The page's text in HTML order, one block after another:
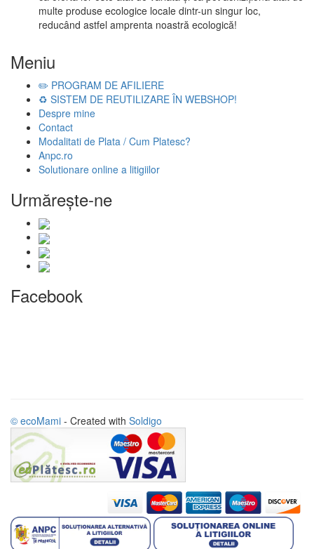
multe produse ecologice locale dintr-un singur loc,
reducând astfel amprenta noastră ecologică!
Meniu
✏️ PROGRAM DE AFILIERE
♻️ SISTEM DE REUTILIZARE ÎN WEBSHOP!
Despre mine
Contact
Modalitati de Plata / Cum Platesc?
Anpc.ro
Solutionare online a litigiilor
Urmăreşte-ne
Facebook
© ecoMami - Created with Soldigo